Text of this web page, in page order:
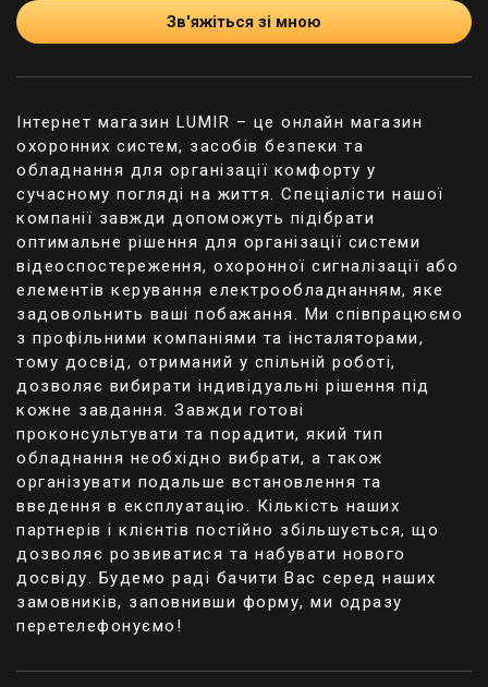
використання програми у смартфоні.
потрібен? Не повністю. Відкриття за допомогою
сканера відбитків пальця дуже зручне, тому
стандартний ключ, швидше за все, у використанні
буде дуже рідко. Проте варто залишити
можливість відмикати двері традиційним
способом у разі виникнення форс-мажорних
ситуацій, наприклад, збою харчування.
Установка приймачів електрозамків
Після покупки в Lumir і при встановленні
механізму або іншого елемента системи
контролю доступу слід врахувати кілька
важливих моментів, що стосуються монтування
приймачів.
Приймач транспондера встановлюється на
поверхні зовні двері на місці, захищеному від
впливу погодних умов. Не рекомендується
монтувати приймач на металі, оскільки це може
значно зменшити радіус дії. Якщо стіна, на яку
планується установка приймача армована
металом, прикріпіть дерев'яну дошку.
необхідно правильно розташувати приймач.
Зв'яжіться зі мною
Інтернет магазин LUMIR – це онлайн магазин
охоронних систем, засобів безпеки та
обладнання для організації комфорту у
сучасному погляді на життя. Спеціалісти нашої
компанії завжди допоможуть підібрати
оптимальне рішення для організації системи
відеоспостереження, охоронної сигналізації або
елементів керування електрообладнанням, яке
задовольнить ваші побажання. Ми співпрацюємо
з профільними компаніями та інсталяторами,
тому досвід, отриманий у спільній роботі,
дозволяє вибирати індивідуальні рішення під
кожне завдання. Завжди готові
проконсультувати та порадити, який тип
обладнання необхідно вибрати, а також
організувати подальше встановлення та
введення в експлуатацію. Кількість наших
партнерів і клієнтів постійно збільшується, що
дозволяє розвиватися та набувати нового
досвіду. Будемо раді бачити Вас серед наших
замовників, заповнивши форму, ми одразу
перетелефонуємо!